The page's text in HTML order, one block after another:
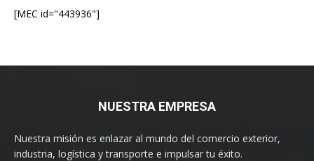
[MEC id="443936"]
NUESTRA EMPRESA
Nuestra misión es enlazar al mundo del comercio exterior,
industria, logística y transporte e impulsar tu éxito.